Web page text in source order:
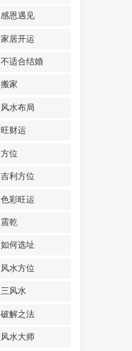
感恩遇见
家居开运
不适合结婚
搬家
风水布局
旺财运
方位
吉利方位
色彩旺运
震乾
如何选址
风水方位
三风水
破解之法
风水大师